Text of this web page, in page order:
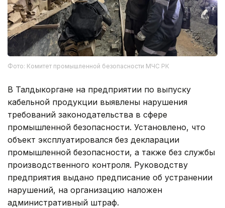
Фото: Комитет промышленной безопасности МЧС РК
В Талдыкоргане на предприятии по выпуску
кабельной продукции выявлены нарушения
требований законодательства в сфере
промышленной безопасности. Установлено, что
объект эксплуатировался без декларации
промышленной безопасности, а также без службы
производственного контроля. Руководству
предприятия выдано предписание об устранении
нарушений, на организацию наложен
административный штраф.